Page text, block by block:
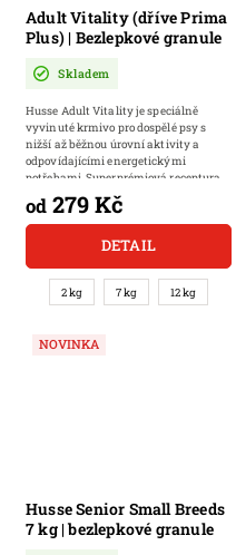
Adult Vitality (dříve Prima
Plus) | Bezlepkové granule
Skladem
od 279 Kč
DETAIL
Husse Adult Vitality je speciálně
vyvinuté krmivo pro dospělé psy s
nižší až běžnou úrovní aktivity a
odpovídajícími energetickými
potřebami. Superprémiová receptura
pomáhá...
2 kg 7 kg 12 kg
NOVINKA
Husse Senior Small Breeds
7 kg | bezlepkové granule